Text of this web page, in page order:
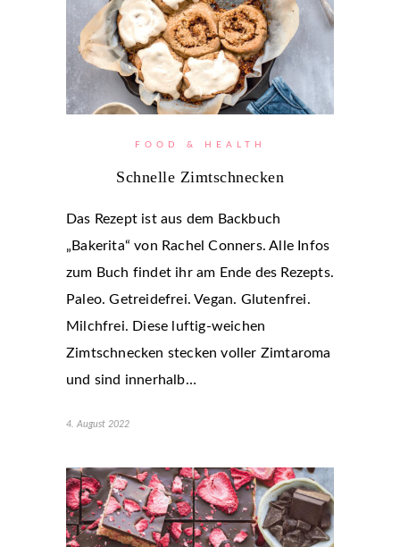
FOOD & HEALTH
Schnelle Zimtschnecken
Das Rezept ist aus dem Backbuch
„Bakerita“ von Rachel Conners. Alle Infos
zum Buch findet ihr am Ende des Rezepts.
Paleo. Getreidefrei. Vegan. Glutenfrei.
Milchfrei. Diese luftig-weichen
Zimtschnecken stecken voller Zimtaroma
und sind innerhalb…
4. August 2022